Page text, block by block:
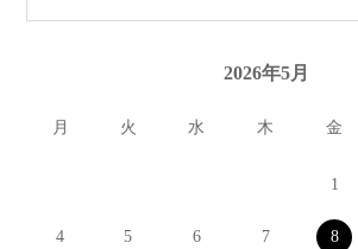
2026年5月
月 火 水 木 金
1
4 5 6 7 8